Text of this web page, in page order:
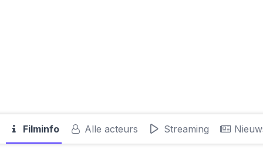
Filminfo Alle acteurs Streaming